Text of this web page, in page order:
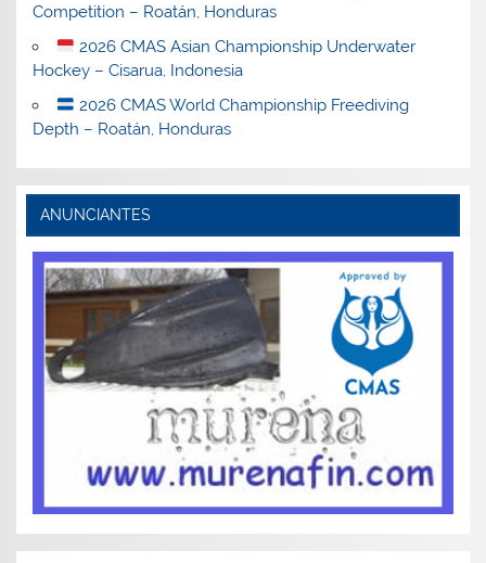
Competition – Roatán, Honduras
2026 CMAS Asian Championship Underwater
Hockey – Cisarua, Indonesia
2026 CMAS World Championship Freediving
Depth – Roatán, Honduras
ANUNCIANTES